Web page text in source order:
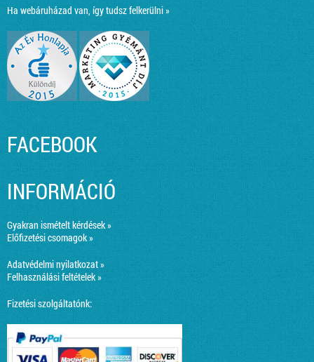
Ha webáruházad van, így tudsz felkerülni »
FACEBOOK
INFORMÁCIÓ
Gyakran ismételt kérdések »
Előfizetési csomagok »
Adatvédelmi nyilatkozat »
Felhasználási feltételek »
Fizetési szolgáltatónk: